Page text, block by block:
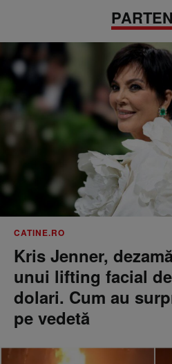
CATINE.RO
Kris Jenner,
unui lifting facial
dolari. Cum au
pe vedetă